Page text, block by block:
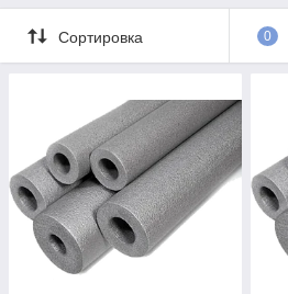
Сортировка 0